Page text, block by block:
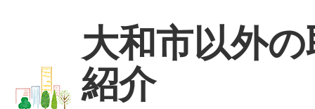
大和市以外
紹介